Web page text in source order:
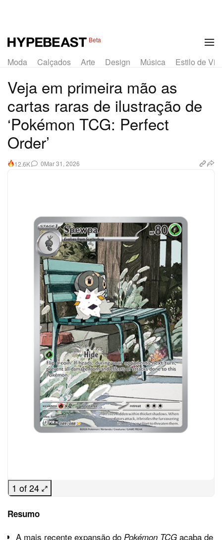
Beta
Moda Calçados Arte Design Música Estilo de
Veja em primeira mão as
cartas raras de ilustração de
‘Pokémon TCG: Perfect
Order’
12.6K 0Mar 31, 2026
1 of 24
Resumo
A mais recente expansão do Pokémon TCG acaba de